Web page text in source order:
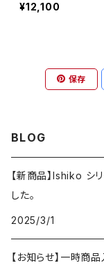
¥12,100
保存
BLOG
【新商品】Ishiko シ
した。
2025/3/1
【お知らせ】一時商